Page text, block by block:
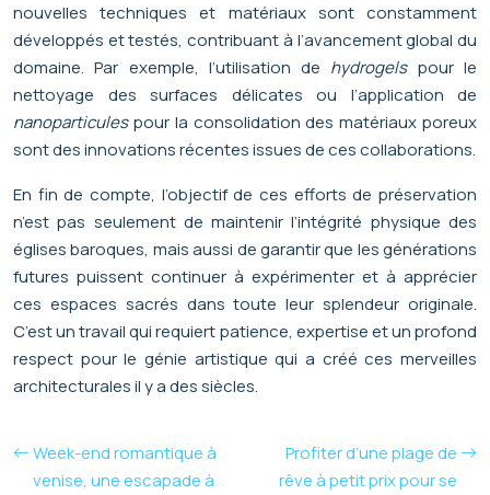
nouvelles techniques et matériaux sont constamment
développés et testés, contribuant à l’avancement global du
domaine. Par exemple, l’utilisation de hydrogelspour le
nettoyage des surfaces délicates ou l’application de
nanoparticulespour la consolidation des matériaux poreux
sont des innovations récentes issues de ces collaborations.
En fin de compte, l’objectif de ces efforts de préservation
n’est pas seulement de maintenir l’intégrité physique des
églises baroques, mais aussi de garantir que les générations
futures puissent continuer à expérimenter et à apprécier
ces espaces sacrés dans toute leur splendeur originale.
C’est un travail qui requiert patience, expertise et un profond
respect pour le génie artistique qui a créé ces merveilles
architecturales il y a des siècles.
Week-end romantique à
venise, une escapade à
Profiter d’une plage de
rêve à petit prix pour se